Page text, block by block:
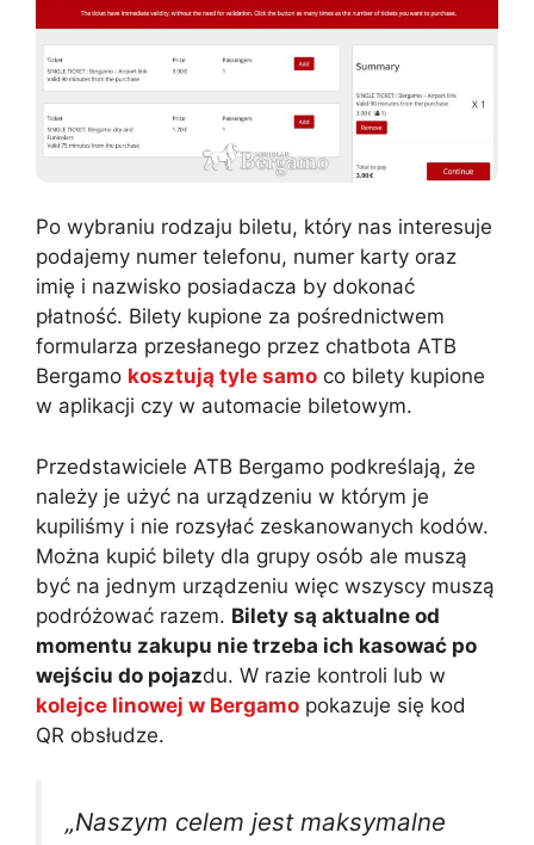
Po wybraniu rodzaju biletu, który nas interesuje
podajemy numer telefonu, numer karty oraz
imię i nazwisko posiadacza by dokonać
płatność. Bilety kupione za pośrednictwem
formularza przesłanego przez chatbota ATB
Bergamo kosztują tyle samo co bilety kupione
w aplikacji czy w automacie biletowym.
Przedstawiciele ATB Bergamo podkreślają, że
należy je użyć na urządzeniu w którym je
kupiliśmy i nie rozsyłać zeskanowanych kodów.
Można kupić bilety dla grupy osób ale muszą
być na jednym urządzeniu więc wszyscy muszą
podróżować razem. Bilety są aktualne od
momentu zakupu nie trzeba ich kasować po
wejściu do pojazdu. W razie kontroli lub w
kolejce linowej w Bergamo pokazuje się kod
QR obsłudze.
„Naszym celem jest maksymalne